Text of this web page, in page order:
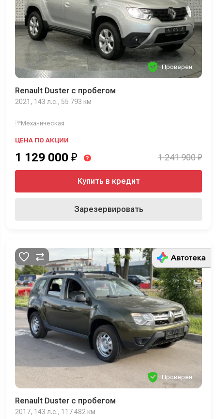
Проверен
Renault Duster с пробегом
2021, 143 л.с., 55 793 км
Механическая
ЦЕНА ПО АКЦИИ
1 129 000 ₽ ? 1 241 900 ₽
Купить в кредит
Зарезервировать
Проверен
Renault Duster с пробегом
2017, 143 л.с., 117 482 км